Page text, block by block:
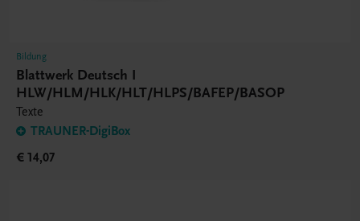
Bildung
Blattwerk Deutsch I
HLW/HLM/HLK/HLT/HLPS/BAFEP/BASOP
Texte
TRAUNER-DigiBox
€ 14,07